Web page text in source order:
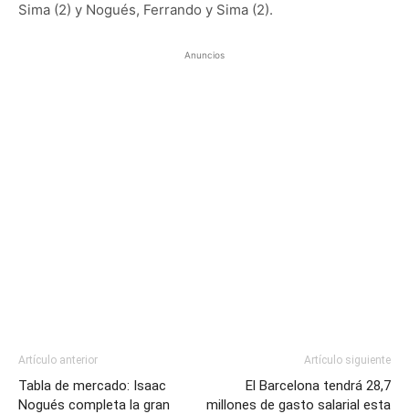
Sima (2) y Nogués, Ferrando y Sima (2).
Anuncios
Artículo anterior
Tabla de mercado: Isaac
Nogués completa la gran
Artículo siguiente
El Barcelona tendrá 28,7
millones de gasto salarial esta